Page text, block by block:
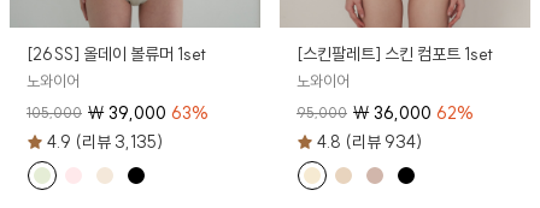
[26SS] 올데이 볼류머 1set
노와이어
105,000 ₩39,000 63%
4.9 (리뷰 3,135)
[스킨팔레트] 스킨 컴포트 1set
노와이어
95,000 ₩36,000 62%
4.8 (리뷰 934)